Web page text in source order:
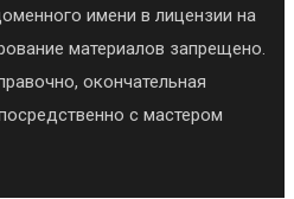
имени в лицензии на
материалов запрещено.
окончательная
с мастером